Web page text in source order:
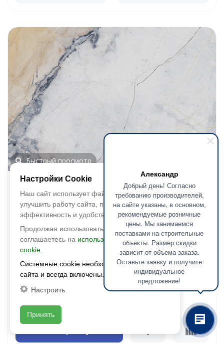
Александр
Добрый день! Согласно
требованию производителей,
на сайте указаны, в основном,
рекомендуемые розничные
цены. Мы занимаемся
поставками на строительные
объекты. Размер скидки
зависит от объема заказа.
Оставьте заявку и получите
индивидуальное
предложение!
Быстрый просмотр
Idalgo
Керамогранит Lusso Oro (Люссо
Оро) 1200х600 LLR
лаппатированный
Размер:1200х600
Фактура:
Тип:глазурованная
Толщина:10.5 мм
Цвета:
Цена: 2 800 руб./м
Настройки Cookie
Наш сайт использует файлы cookie, чтобы
улучшить работу сайта, повысить его
эффективность и удобство.
Продолжая использовать сайт, вы
соглашаетесь на использование файлов
cookie.
Системные cookie необходимы для работы
сайта и всегда включены.
Настроить
Принять